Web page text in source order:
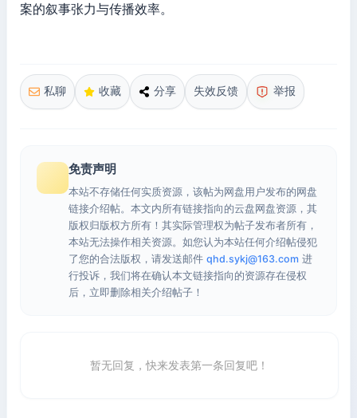
案的叙事张力与传播效率。
私聊 收藏 分享 失效反馈 举报
免责声明
本站不存储任何实质资源，该帖为网盘用户发布的网盘
链接介绍帖。本文内所有链接指向的云盘网盘资源，其
版权归版权方所有！其实际管理权为帖子发布者所有，
本站无法操作相关资源。如您认为本站任何介绍帖侵犯
了您的合法版权，请发送邮件 qhd.sykj@163.com 进
行投诉，我们将在确认本文链接指向的资源存在侵权
后，立即删除相关介绍帖子！
暂无回复，快来发表第一条回复吧！